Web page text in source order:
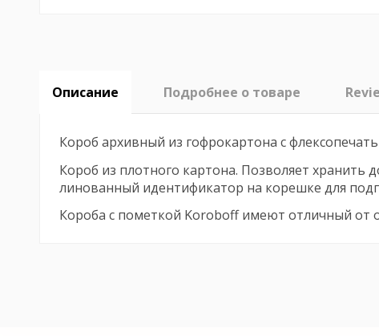
Описание Подробнее о товаре
Короб архивный из гофрокартона с
Короб из плотного картона. Позволяет хранить
линованный идентификатор на корешке для
Короба с пометкой Koroboff имеют отличный от